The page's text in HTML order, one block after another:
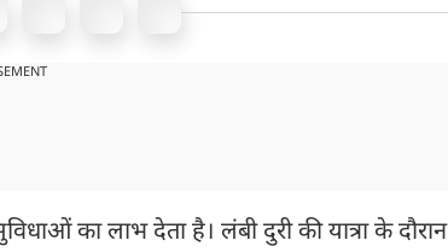
का लाभ देता है। लंबी दुरी की यात्रा के दौरान